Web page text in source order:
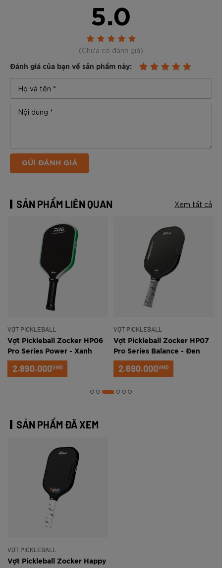
5.0
(Chưa có đánh giá)
Đánh giá của bạn về sản phẩm này:
GỬI ĐÁNH GIÁ
SẢN PHẨM LIÊN QUAN Xem tất cả
VỢT PICKLEBALL
Vợt Pickleball Zocker HP06
Pro Series Power - Xanh
ngọc
2.890.000VNĐ
VỢT PICKLEBALL
Vợt Pickleball Zocker HP07
Pro Series Balance - Đen
2.690.000VNĐ
SẢN PHẨM ĐÃ XEM
VỢT PICKLEBALL
Vợt Pickleball Zocker Happy